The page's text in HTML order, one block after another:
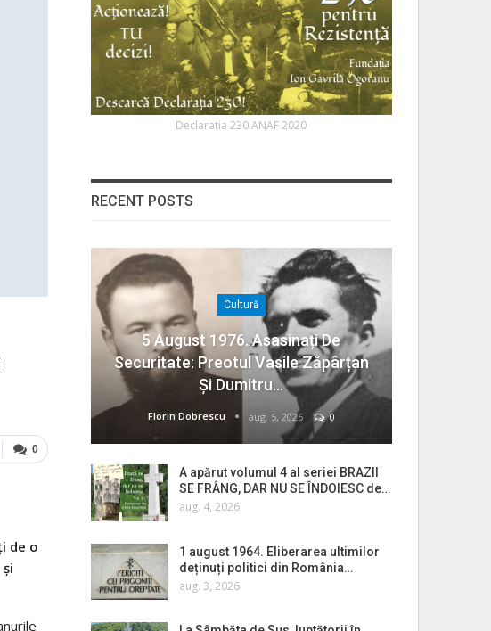
0
de o
Declaratia 230 ANAF 2020
RECENT POSTS
Cultură
5 August 1976. Asasinați De
Securitate: Preotul Vasile Zăpârțan
Și Dumitru…
Florin Dobrescu aug. 5, 2026 0
A apărut volumul 4 al seriei BRAZII
SE FRÂNG, DAR NU SE ÎNDOIESC de…
aug. 4, 2026
1 august 1964. Eliberarea ultimilor
deținuți politici din România…
aug. 3, 2026